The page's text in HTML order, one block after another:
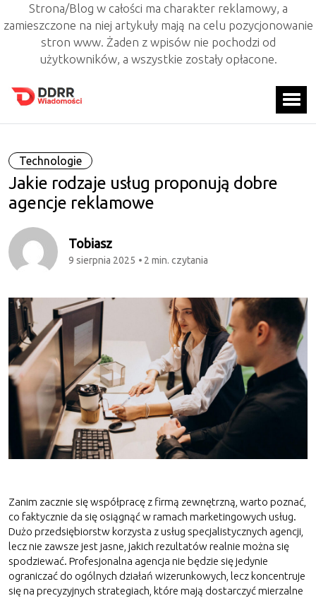
Strona/Blog w całości ma charakter reklamowy, a
zamieszczone na niej artykuły mają na celu pozycjonowanie
stron www. Żaden z wpisów nie pochodzi od
użytkowników, a wszystkie zostały opłacone.
Technologie
Jakie rodzaje usług proponują dobre
agencje reklamowe
Tobiasz
9 sierpnia 2025 2 min. czytania
Zanim zacznie się współpracę z firmą zewnętrzną, warto poznać,
co faktycznie da się osiągnąć w ramach marketingowych usług.
Dużo przedsiębiorstw korzysta z usług specjalistycznych agencji,
lecz nie zawsze jest jasne, jakich rezultatów realnie można się
spodziewać. Profesjonalna agencja nie będzie się jedynie
ograniczać do ogólnych działań wizerunkowych, lecz koncentruje
się na precyzyjnych strategiach, które mają dostarczyć mierzalne